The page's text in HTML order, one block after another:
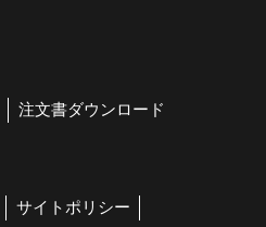
注文書ダウンロード
サイトポリシー